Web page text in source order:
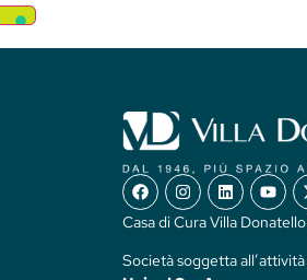
Casa di Cura Villa
Società soggetta